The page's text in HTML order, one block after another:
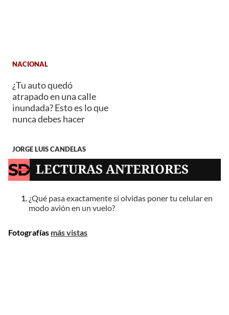
NACIONAL
¿Tu auto quedó
atrapado en una calle
inundada? Esto es lo que
nunca debes hacer
JORGE LUIS CANDELAS
LECTURAS ANTERIORES
¿Qué pasa exactamente si olvidas poner tu celular en
modo avión en un vuelo?
Fotografías más vistas